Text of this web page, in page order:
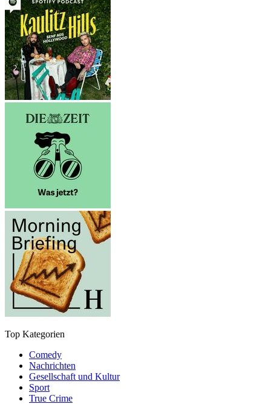
Top Kategorien
Comedy
Nachrichten
Gesellschaft und Kultur
Sport
True Crime